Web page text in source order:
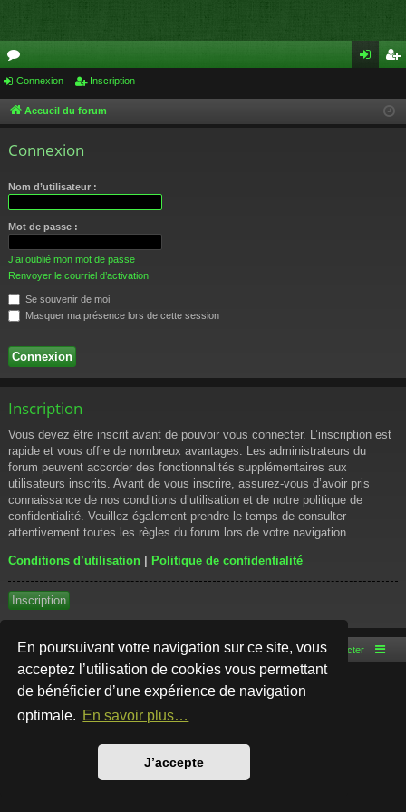
En poursuivant votre navigation sur ce site, vous
acceptez l’utilisation de cookies vous permettant
de bénéficier d’une expérience de navigation
optimale. En savoir plus…
J’accepte
or
u cri
Connexion Inscription
Accueil du forum
Connexion
Nom d’utilisateur :
Mot de passe :
J’ai oublié mon mot de passe
Renvoyer le courriel d’activation
Se souvenir de moi
Masquer ma présence lors de cette session
Inscription
Vous devez être inscrit avant de pouvoir vous connecter. L’inscription est
rapide et vous offre de nombreux avantages. Les administrateurs du
forum peuvent accorder des fonctionnalités supplémentaires aux
utilisateurs inscrits. Avant de vous inscrire, assurez-vous d’avoir pris
connaissance de nos conditions d’utilisation et de notre politique de
confidentialité. Veuillez également prendre le temps de consulter
attentivement toutes les règles du forum lors de votre navigation.
Conditions d’utilisation | Politique de confidentialité
Inscription
Accueil du forum Nous contacter
Développé parphpBB® Forum Software © phpBB Limited
Style par
Traduction française officielle